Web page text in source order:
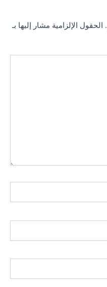
الحقول الإلزامية مشار إليها بـ